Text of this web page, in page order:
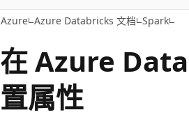
Azure Azure Databricks 文档 Spark
在 Azure
置属性